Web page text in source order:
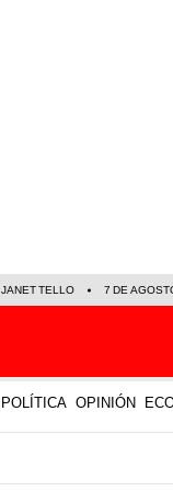
JANET TELLO 7 DE
POLÍTICA OPINIÓN